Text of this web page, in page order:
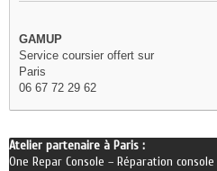
GAMUP
Service coursier offert sur
Paris
06 67 72 29 62
Atelier partenaire à Paris :
One Repar Console – Réparation console